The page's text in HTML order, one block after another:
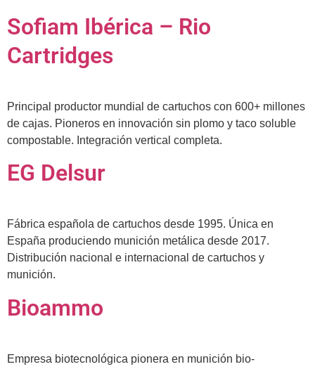
Sofiam Ibérica – Rio
Cartridges
Principal productor mundial de cartuchos con 600+ millones
de cajas. Pioneros en innovación sin plomo y taco soluble
compostable. Integración vertical completa.
EG Delsur
Fábrica española de cartuchos desde 1995. Única en
España produciendo munición metálica desde 2017.
Distribución nacional e internacional de cartuchos y
munición.
Bioammo
Empresa biotecnológica pionera en munición bio-